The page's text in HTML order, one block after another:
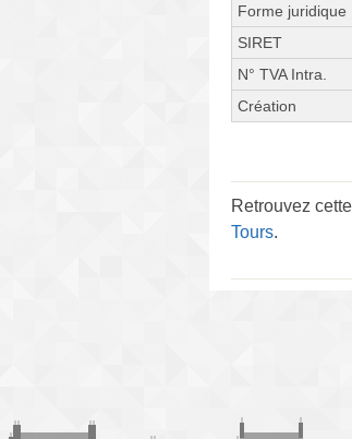
Forme juridique
SIRET
N° TVA Intra.
Création
Retrouvez
Tours.